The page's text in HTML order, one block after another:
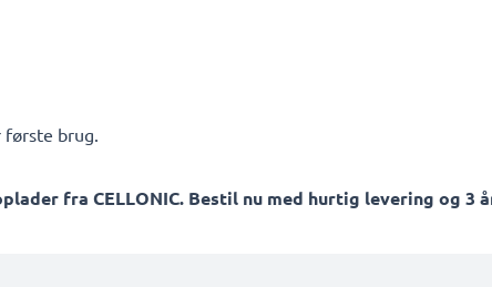
brug.
fra CELLONIC. Bestil nu med hurtig levering og 3